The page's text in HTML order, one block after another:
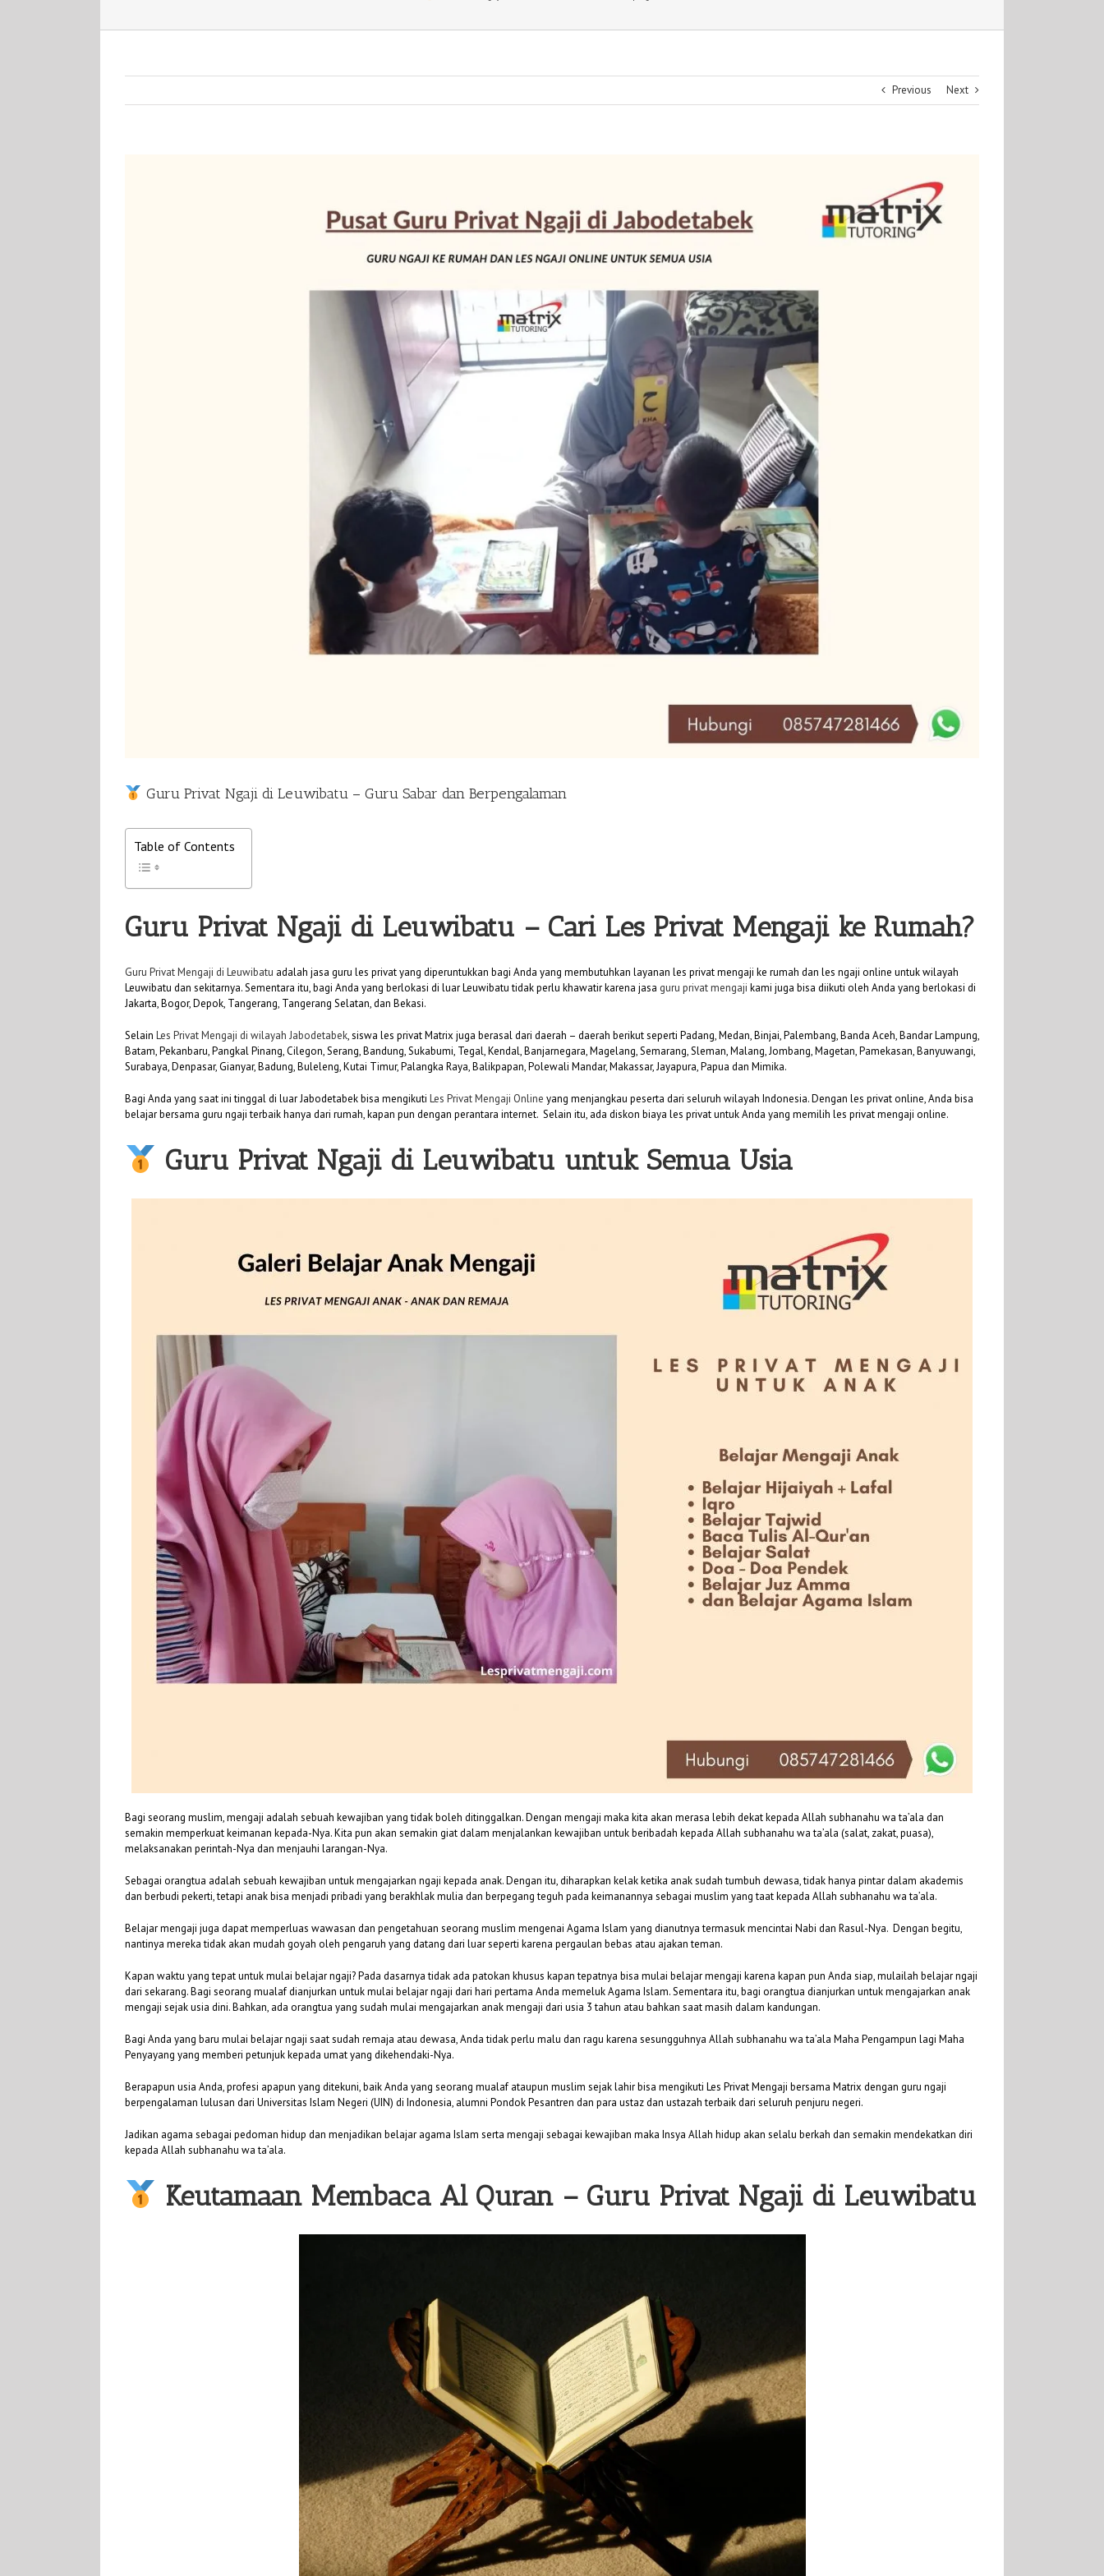
Previous Next
Guru Privat Ngaji di Leuwibatu – Guru Sabar dan Berpengalaman
Table of Contents
Guru Privat Ngaji di Leuwibatu – Cari Les Privat Mengaji ke Rumah?
Guru Privat Mengaji di Leuwibatu adalah jasa guru les privat yang diperuntukkan bagi Anda yang membutuhkan layanan les privat mengaji ke rumah dan les ngaji online untuk wilayah
Leuwibatu dan sekitarnya. Sementara itu, bagi Anda yang berlokasi di luar Leuwibatu tidak perlu khawatir karena jasa guru privat mengaji kami juga bisa diikuti oleh Anda yang berlokasi di
Jakarta, Bogor, Depok, Tangerang, Tangerang Selatan, dan Bekasi.
Selain Les Privat Mengaji di wilayah Jabodetabek, siswa les privat Matrix juga berasal dari daerah – daerah berikut seperti Padang, Medan, Binjai, Palembang, Banda Aceh, Bandar Lampung,
Batam, Pekanbaru, Pangkal Pinang, Cilegon, Serang, Bandung, Sukabumi, Tegal, Kendal, Banjarnegara, Magelang, Semarang, Sleman, Malang, Jombang, Magetan, Pamekasan, Banyuwangi,
Surabaya, Denpasar, Gianyar, Badung, Buleleng, Kutai Timur, Palangka Raya, Balikpapan, Polewali Mandar, Makassar, Jayapura, Papua dan Mimika.
Bagi Anda yang saat ini tinggal di luar Jabodetabek bisa mengikuti Les Privat Mengaji Online yang menjangkau peserta dari seluruh wilayah Indonesia. Dengan les privat online, Anda bisa
belajar bersama guru ngaji terbaik hanya dari rumah, kapan pun dengan perantara internet. Selain itu, ada diskon biaya les privat untuk Anda yang memilih les privat mengaji online.
Guru Privat Ngaji di Leuwibatu untuk Semua Usia
Bagi seorang muslim, mengaji adalah sebuah kewajiban yang tidak boleh ditinggalkan. Dengan mengaji maka kita akan merasa lebih dekat kepada Allah subhanahu wa ta’ala dan
semakin memperkuat keimanan kepada-Nya. Kita pun akan semakin giat dalam menjalankan kewajiban untuk beribadah kepada Allah subhanahu wa ta’ala (salat, zakat, puasa),
melaksanakan perintah-Nya dan menjauhi larangan-Nya.
Sebagai orangtua adalah sebuah kewajiban untuk mengajarkan ngaji kepada anak. Dengan itu, diharapkan kelak ketika anak sudah tumbuh dewasa, tidak hanya pintar dalam akademis
dan berbudi pekerti, tetapi anak bisa menjadi pribadi yang berakhlak mulia dan berpegang teguh pada keimanannya sebagai muslim yang taat kepada Allah subhanahu wa ta’ala.
Belajar mengaji juga dapat memperluas wawasan dan pengetahuan seorang muslim mengenai Agama Islam yang dianutnya termasuk mencintai Nabi dan Rasul-Nya. Dengan begitu,
nantinya mereka tidak akan mudah goyah oleh pengaruh yang datang dari luar seperti karena pergaulan bebas atau ajakan teman.
Kapan waktu yang tepat untuk mulai belajar ngaji? Pada dasarnya tidak ada patokan khusus kapan tepatnya bisa mulai belajar mengaji karena kapan pun Anda siap, mulailah belajar ngaji
dari sekarang. Bagi seorang mualaf dianjurkan untuk mulai belajar ngaji dari hari pertama Anda memeluk Agama Islam. Sementara itu, bagi orangtua dianjurkan untuk mengajarkan anak
mengaji sejak usia dini. Bahkan, ada orangtua yang sudah mulai mengajarkan anak mengaji dari usia 3 tahun atau bahkan saat masih dalam kandungan.
Bagi Anda yang baru mulai belajar ngaji saat sudah remaja atau dewasa, Anda tidak perlu malu dan ragu karena sesungguhnya Allah subhanahu wa ta’ala Maha Pengampun lagi Maha
Penyayang yang memberi petunjuk kepada umat yang dikehendaki-Nya.
Berapapun usia Anda, profesi apapun yang ditekuni, baik Anda yang seorang mualaf ataupun muslim sejak lahir bisa mengikuti Les Privat Mengaji bersama Matrix dengan guru ngaji
berpengalaman lulusan dari Universitas Islam Negeri (UIN) di Indonesia, alumni Pondok Pesantren dan para ustaz dan ustazah terbaik dari seluruh penjuru negeri.
Jadikan agama sebagai pedoman hidup dan menjadikan belajar agama Islam serta mengaji sebagai kewajiban maka Insya Allah hidup akan selalu berkah dan semakin mendekatkan diri
kepada Allah subhanahu wa ta’ala.
Keutamaan Membaca Al Quran – Guru Privat Ngaji di Leuwibatu